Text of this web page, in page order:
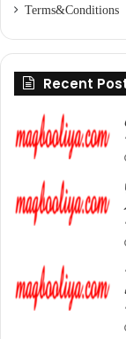
Terms & Conditions
Recent